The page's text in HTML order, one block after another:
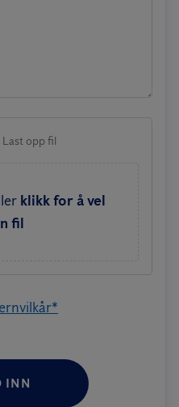
Last opp fil
klikk for å vel
fil
INN